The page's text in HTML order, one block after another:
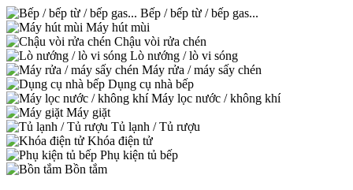
Bếp / bếp từ / bếp gas...
Máy hút mùi
Chậu vòi rửa chén
Lò nướng / lò vi sóng
Máy rửa / máy sấy chén
Dụng cụ nhà bếp
Máy lọc nước / không khí
Máy giặt
Tủ lạnh / Tủ rượu
Khóa điện tử
Phụ kiện tủ bếp
Bồn tắm